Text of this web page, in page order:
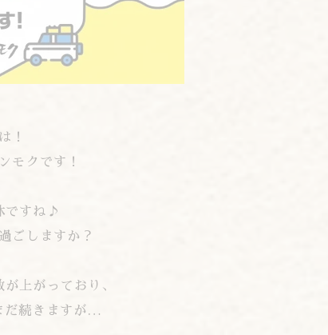
！
モクです！
ですね♪
ごしますか？
上がっており、
だ続きますが…